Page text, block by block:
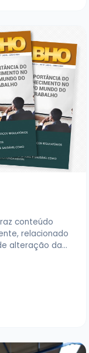
conteúdo
relacionado
alteração da…